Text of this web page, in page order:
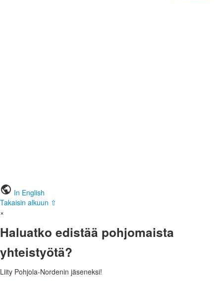
public In English
Takaisin alkuun ⇧
×
Haluatko edistää pohjomaista
yhteistyötä?
Liity Pohjola-Nordenin jäseneksi!